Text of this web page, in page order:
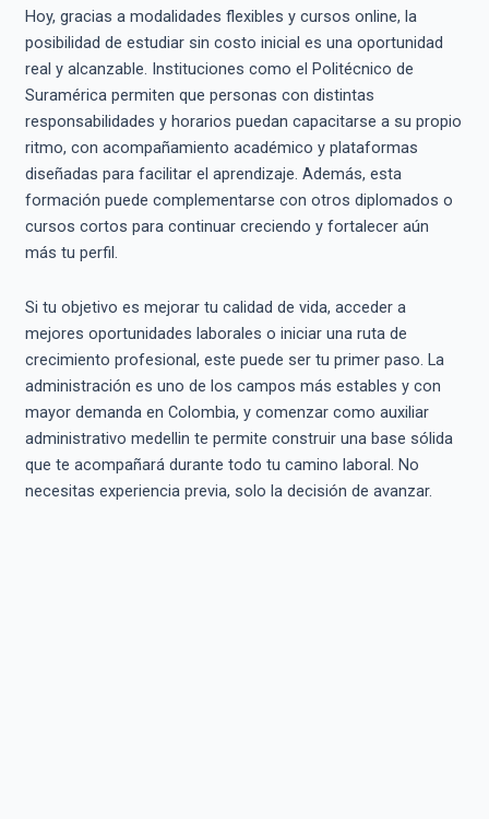
Hoy, gracias a modalidades flexibles y cursos online, la
posibilidad de estudiar sin costo inicial es una oportunidad
real y alcanzable. Instituciones como el Politécnico de
Suramérica permiten que personas con distintas
responsabilidades y horarios puedan capacitarse a su propio
ritmo, con acompañamiento académico y plataformas
diseñadas para facilitar el aprendizaje. Además, esta
formación puede complementarse con otros diplomados o
cursos cortos para continuar creciendo y fortalecer aún
más tu perfil.
Si tu objetivo es mejorar tu calidad de vida, acceder a
mejores oportunidades laborales o iniciar una ruta de
crecimiento profesional, este puede ser tu primer paso. La
administración es uno de los campos más estables y con
mayor demanda en Colombia, y comenzar como auxiliar
administrativo medellin te permite construir una base sólida
que te acompañará durante todo tu camino laboral. No
necesitas experiencia previa, solo la decisión de avanzar.